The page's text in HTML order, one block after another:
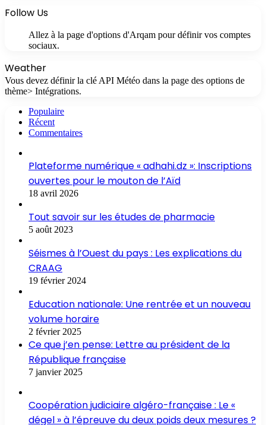
Follow Us
Allez à la page d'options d'Arqam pour définir vos comptes
sociaux.
Weather
Vous devez définir la clé API Météo dans la page des options de
thème> Intégrations.
Populaire
Récent
Commentaires
Plateforme numérique « adhahi.dz »: Inscriptions
ouvertes pour le mouton de l’Aïd
18 avril 2026
Tout savoir sur les études de pharmacie
5 août 2023
Séismes à l’Ouest du pays : Les explications du
CRAAG
19 février 2024
Education nationale: Une rentrée et un nouveau
volume horaire
2 février 2025
Ce que j’en pense: Lettre au président de la
République française
7 janvier 2025
Coopération judiciaire algéro-française : Le «
dégel » à l’épreuve du deux poids deux mesures ?